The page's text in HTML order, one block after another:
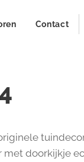
Contact
met doorkijkje